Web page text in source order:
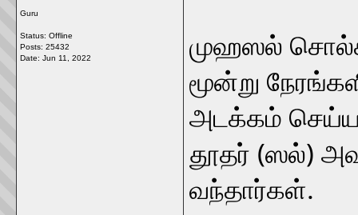
Guru
Status: Offline
Posts: 25432
Date: Jun 11, 2022
முஹஸல்
மூன்று
அடக்கம்
தூதர் (ஸல்)
வந்தார்கள்.